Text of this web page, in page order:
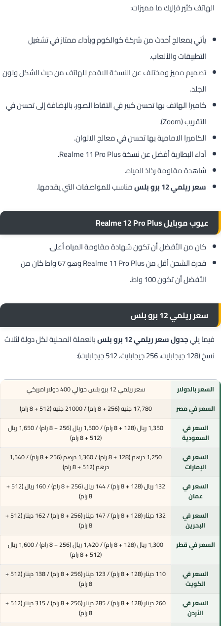
الهاتف كثير فإليك ما مميزات:
يأتي بمعالج أحدث من شركة كوالكوم وبأداء ممتاز في تشغيل
التطبيقات والألعاب.
تصميم مميز ومختلف عن النسخة الاقدم للهاتف من حيث الشكل ولون
الجلد.
كاميرا الهاتف بها تحسن كبير في التقاط الصور، بالإضافة إلى تحسن في
التقريب (Zoom).
الكاميرا الامامية بها تحسن في معالج الالوان.
أداء البطارية أفضل عن نسخة Realme 11 Pro Plus.
شاهدة مقاومة رذاذ المياه.
سعر ريلمي 12 برو بلس
مناسب للمواصفات التي يقدمها.
عيوب موبايل Realme 12 Pro Plus
كان من الأفضل أن تكون شهادة مقاومة المياه أعلى.
قدرة الشحن أقل من Realme 11 Pro Plus وهو 67 واط كان من
الأفضل أن تكون 100 واط.
سعر ريلمي 12 برو بلس
فيما يليجدول سعر ريلمي 12 برو بلس
بالعملة المحلية لكل دولة لثلاث
نسخ (128 جيجابايت، 256 جيجابايت، 512 جيجابايت):
السعر بالدولار
سعر ريلمي 12 برو بلس حوالي 400 دولار امريكي
السعر في مصر
17,780 جنيه (256 + 8 رام) / 21000 جنيه (512 + 8 رام)
السعر في
السعودية
1,350 ريال (128 + 8 رام) / 1,500 ريال (256 + 8 رام) / 1,650 ريال
(512 + 8 رام)
السعر في
الإمارات
1,250 درهم (128 + 8 رام) / 1,360 درهم (256 + 8 رام) / 1,540
درهم (512 + 8 رام)
السعر في
عمان
132 ريال (128 + 8 رام) / 144 ريال (256 + 8 رام) / 160 ريال (512 +
8 رام)
السعر في
البحرين
132 دينار (128 + 8 رام) / 147 دينار (256 + 8 رام) / 162 دينار (512 +
8 رام)
السعر في قطر
1,300 ريال (128 + 8 رام) / 1,420 ريال (256 + 8 رام) / 1,600 ريال
(512 + 8 رام)
السعر في
الكويت
110 دينار (128 + 8 رام) / 123 دينار (256 + 8 رام) / 138 دينار (512 +
8 رام)
السعر في
الأردن
260 دينار (128 + 8 رام) / 285 دينار (256 + 8 رام) / 315 دينار (512 +
8 رام)